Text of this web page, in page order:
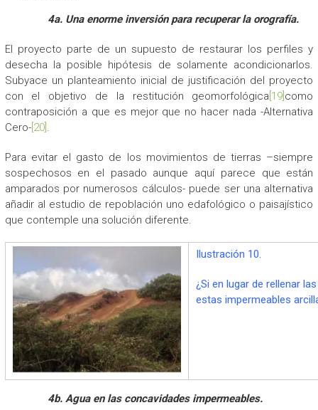
4a. Una enorme inversión para recuperar la orografía.
El proyecto parte de un supuesto de restaurar los perfiles y
desecha la posible hipótesis de solamente acondicionarlos.
Subyace un planteamiento inicial de justificación del proyecto
con el objetivo de la restitución geomorfológica [19] como
contraposición a que es mejor que no hacer nada -Alternativa
Cero-[20] .
Para evitar el gasto de los movimientos de tierras –siempre
sospechosos en el pasado aunque aquí parece que están
amparados por numerosos cálculos- puede ser una alternativa
añadir al estudio de repoblación uno edafológico o paisajístico
que contemple una solución diferente.
Ilustración 10.
¿Si en lugar de rellenar
estas impermeables
4b. Agua en las concavidades impermeables.